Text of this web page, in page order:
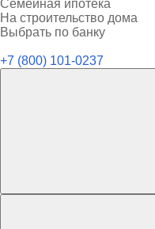
Семейная ипотека
На строительство дома
Выбрать по банку
+7 (800) 101-0237